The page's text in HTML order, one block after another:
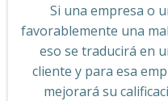
Si una empresa o
favorablemente una
eso se traducirá en
cliente y para esa
mejorará su